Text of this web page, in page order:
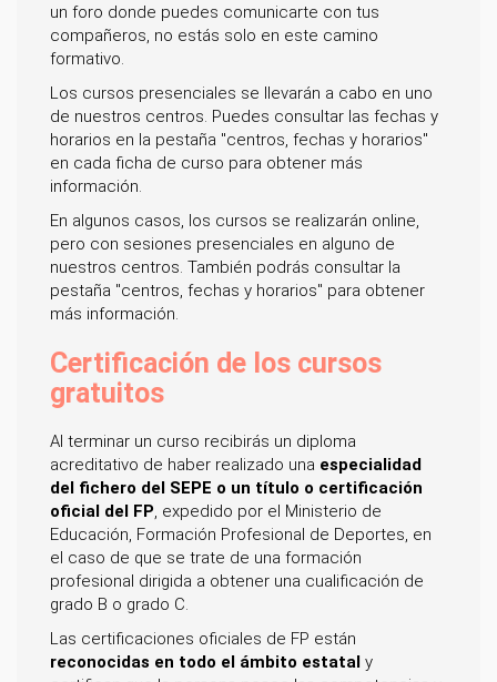
un foro donde puedes comunicarte con tus
compañeros, no estás solo en este camino
formativo.
Los cursos presenciales se llevarán a cabo en uno
de nuestros centros. Puedes consultar las fechas y
horarios en la pestaña "centros, fechas y horarios"
en cada ficha de curso para obtener más
información.
En algunos casos, los cursos se realizarán online,
pero con sesiones presenciales en alguno de
nuestros centros. También podrás consultar la
pestaña "centros, fechas y horarios" para obtener
más información.
Certificación de los cursos
gratuitos
Al terminar un curso recibirás un diploma
acreditativo de haber realizado una especialidad
del fichero del SEPE o un título o certificación
oficial del FP, expedido por el Ministerio de
Educación, Formación Profesional de Deportes, en
el caso de que se trate de una formación
profesional dirigida a obtener una cualificación de
grado B o grado C.
Las certificaciones oficiales de FP están
reconocidas en todo el ámbito estatal y